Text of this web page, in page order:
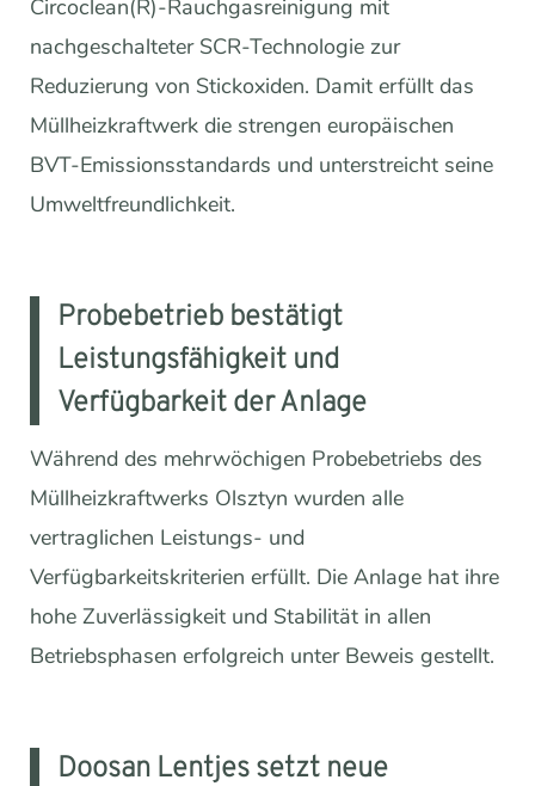
Circoclean(R)-Rauchgasreinigung mit
nachgeschalteter SCR-Technologie zur
Reduzierung von Stickoxiden. Damit erfüllt das
Müllheizkraftwerk die strengen europäischen
BVT-Emissionsstandards und unterstreicht seine
Umweltfreundlichkeit.
Probebetrieb bestätigt
Leistungsfähigkeit und
Verfügbarkeit der Anlage
Während des mehrwöchigen Probebetriebs des
Müllheizkraftwerks Olsztyn wurden alle
vertraglichen Leistungs- und
Verfügbarkeitskriterien erfüllt. Die Anlage hat ihre
hohe Zuverlässigkeit und Stabilität in allen
Betriebsphasen erfolgreich unter Beweis gestellt.
Doosan Lentjes setzt neue